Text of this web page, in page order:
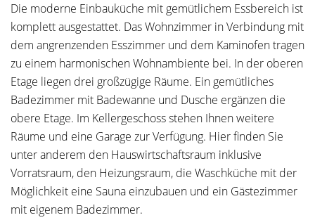
Die moderne Einbauküche mit gemütlichem Essbereich ist
komplett ausgestattet. Das Wohnzimmer in Verbindung mit
dem angrenzenden Esszimmer und dem Kaminofen tragen
zu einem harmonischen Wohnambiente bei. In der oberen
Etage liegen drei großzügige Räume. Ein gemütliches
Badezimmer mit Badewanne und Dusche ergänzen die
obere Etage. Im Kellergeschoss stehen Ihnen weitere
Räume und eine Garage zur Verfügung. Hier finden Sie
unter anderem den Hauswirtschaftsraum inklusive
Vorratsraum, den Heizungsraum, die Waschküche mit der
Möglichkeit eine Sauna einzubauen und ein Gästezimmer
mit eigenem Badezimmer.